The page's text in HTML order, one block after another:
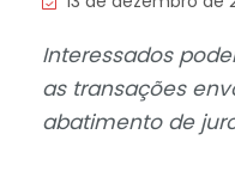
Interessados
as transações
abatimento de